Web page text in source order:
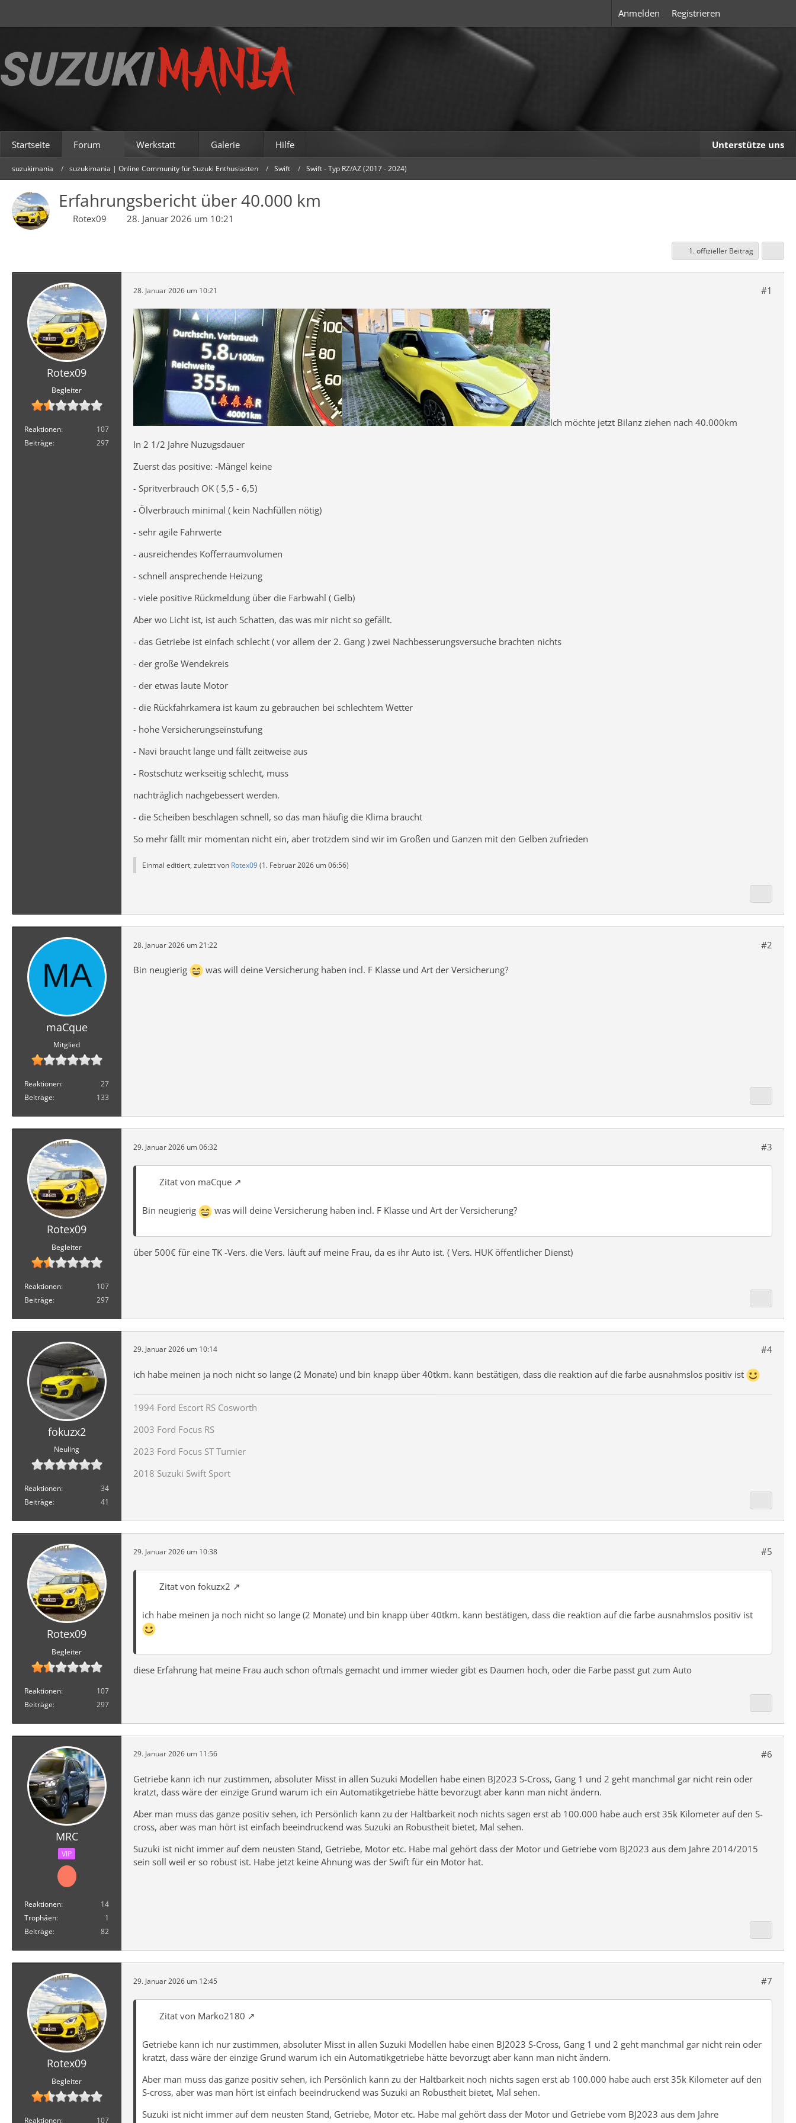
Anmelden Registrieren
Startseite Forum Werkstatt Galerie Hilfe Unterstütze uns
suzukimania suzukimania | Online Community für Suzuki Enthusiasten Swift Swift - Typ RZ/AZ (2017 - 2024)
Erfahrungsbericht über 40.000 km
Rotex09 28. Januar 2026 um 10:21
1. offizieller Beitrag
Rotex09
Begleiter
Reaktionen
107
Beiträge
297
28. Januar 2026 um 10:21 #1
Ich möchte jetzt Bilanz ziehen nach 40.000km
In 2 1/2 Jahre Nuzugsdauer
Zuerst das positive: -Mängel keine
- Spritverbrauch OK ( 5,5 - 6,5)
- Ölverbrauch minimal ( kein Nachfüllen nötig)
- sehr agile Fahrwerte
- ausreichendes Kofferraumvolumen
- schnell ansprechende Heizung
- viele positive Rückmeldung über die Farbwahl ( Gelb)
Aber wo Licht ist, ist auch Schatten, das was mir nicht so gefällt.
- das Getriebe ist einfach schlecht ( vor allem der 2. Gang ) zwei Nachbesserungsversuche brachten nichts
- der große Wendekreis
- der etwas laute Motor
- die Rückfahrkamera ist kaum zu gebrauchen bei schlechtem Wetter
- hohe Versicherungseinstufung
- Navi braucht lange und fällt zeitweise aus
- Rostschutz werkseitig schlecht, muss
nachträglich nachgebessert werden.
- die Scheiben beschlagen schnell, so das man häufig die Klima braucht
So mehr fällt mir momentan nicht ein, aber trotzdem sind wir im Großen und Ganzen mit den Gelben zufrieden
Einmal editiert, zuletzt von Rotex09(1. Februar 2026 um 06:56)
maCque
Mitglied
Reaktionen
27
Beiträge
133
28. Januar 2026 um 21:22 #2
Bin neugierig was will deine Versicherung haben incl. F Klasse und Art der Versicherung?
Rotex09
Begleiter
Reaktionen
107
Beiträge
297
29. Januar 2026 um 06:32 #3
Zitat von maCque
Bin neugierig was will deine Versicherung haben incl. F Klasse und Art der Versicherung?
über 500€ für eine TK -Vers. die Vers. läuft auf meine Frau, da es ihr Auto ist. ( Vers. HUK öffentlicher Dienst)
fokuzx2
Neuling
Reaktionen
34
Beiträge
41
29. Januar 2026 um 10:14 #4
ich habe meinen ja noch nicht so lange (2 Monate) und bin knapp über 40tkm. kann bestätigen, dass die reaktion auf die farbe ausnahmslos positiv ist
1994 Ford Escort RS Cosworth
2003 Ford Focus RS
2023 Ford Focus ST Turnier
2018 Suzuki Swift Sport
Rotex09
Begleiter
Reaktionen
107
Beiträge
297
29. Januar 2026 um 10:38 #5
Zitat von fokuzx2
ich habe meinen ja noch nicht so lange (2 Monate) und bin knapp über 40tkm. kann bestätigen, dass die reaktion auf die farbe ausnahmslos positiv ist
diese Erfahrung hat meine Frau auch schon oftmals gemacht und immer wieder gibt es Daumen hoch, oder die Farbe passt gut zum Auto
MRC
VIP
Reaktionen
14
Trophäen
1
Beiträge
82
29. Januar 2026 um 11:56 #6
Getriebe kann ich nur zustimmen, absoluter Misst in allen Suzuki Modellen habe einen BJ2023 S-Cross, Gang 1 und 2 geht manchmal gar nicht rein oder
kratzt, dass wäre der einzige Grund warum ich ein Automatikgetriebe hätte bevorzugt aber kann man nicht ändern.
Aber man muss das ganze positiv sehen, ich Persönlich kann zu der Haltbarkeit noch nichts sagen erst ab 100.000 habe auch erst 35k Kilometer auf den S-
cross, aber was man hört ist einfach beeindruckend was Suzuki an Robustheit bietet, Mal sehen.
Suzuki ist nicht immer auf dem neusten Stand, Getriebe, Motor etc. Habe mal gehört dass der Motor und Getriebe vom BJ2023 aus dem Jahre 2014/2015
sein soll weil er so robust ist. Habe jetzt keine Ahnung was der Swift für ein Motor hat.
Rotex09
Begleiter
Reaktionen 107
29. Januar 2026 um 12:45 #7
Zitat von Marko2180
Getriebe kann ich nur zustimmen, absoluter Misst in allen Suzuki Modellen habe einen BJ2023 S-Cross, Gang 1 und 2 geht manchmal gar nicht rein oder
kratzt, dass wäre der einzige Grund warum ich ein Automatikgetriebe hätte bevorzugt aber kann man nicht ändern.
Aber man muss das ganze positiv sehen, ich Persönlich kann zu der Haltbarkeit noch nichts sagen erst ab 100.000 habe auch erst 35k Kilometer auf den
S-cross, aber was man hört ist einfach beeindruckend was Suzuki an Robustheit bietet, Mal sehen.
Suzuki ist nicht immer auf dem neusten Stand, Getriebe, Motor etc. Habe mal gehört dass der Motor und Getriebe vom BJ2023 aus dem Jahre